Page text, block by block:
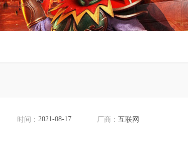
时间： 2021-08-17 厂商： 互联网